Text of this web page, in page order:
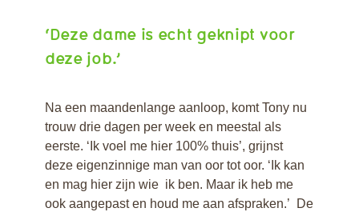
‘Deze dame is echt geknipt voor
deze job.’
Na een maandenlange aanloop, komt Tony nu
trouw drie dagen per week en meestal als
eerste. ‘Ik voel me hier 100% thuis’, grijnst
deze eigenzinnige man van oor tot oor. ‘Ik kan
en mag hier zijn wie ik ben. Maar ik heb me
ook aangepast en houd me aan afspraken.’ De